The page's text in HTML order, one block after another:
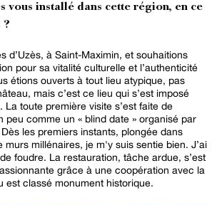
vous installé dans cette région, en ce
?
d’Uzès, à Saint-Maximin, et souhaitions
pour sa vitalité culturelle et l’authenticité
étions ouverts à tout lieu atypique, pas
mais c’est ce lieu qui s’est imposé
La toute première visite s’est faite de
peu comme un « blind date » organisé par
murs millénaires, je m'y suis sentie bien. J’ai
foudre. La restauration, tâche ardue, s’est
grâce à une coopération avec la
est classé monument historique.